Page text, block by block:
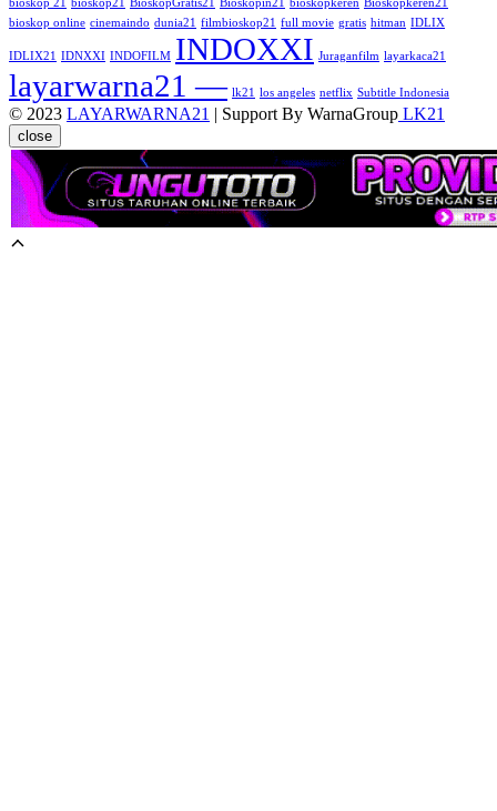
bioskop 21 bioskop21 BioskopGratis21 Bioskopin21 bioskopkeren Bioskopkeren21
bioskop online cinemaindo dunia21 filmbioskop21 full movie gratis hitman IDLIX
IDLIX21 IDNXXI INDOFILM INDOXXI Juraganfilm layarkaca21
layarwarna21 — lk21 los angeles netflix Subtitle Indonesia
© 2023 LAYARWARNA21 | Support By WarnaGroup LK21
close